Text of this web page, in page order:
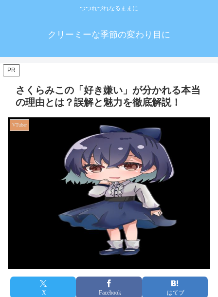
つつれづれなるままに
クリーミーな季節の変わり目に
PR
さくらみこの「好き嫌い」が分かれる本当
の理由とは？誤解と魅力を徹底解説！
VTuber
X Facebook はてブ